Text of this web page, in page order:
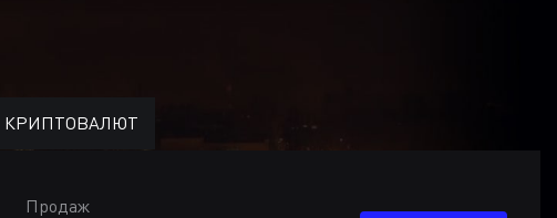
КРИПТОВАЛЮТ
Продаж